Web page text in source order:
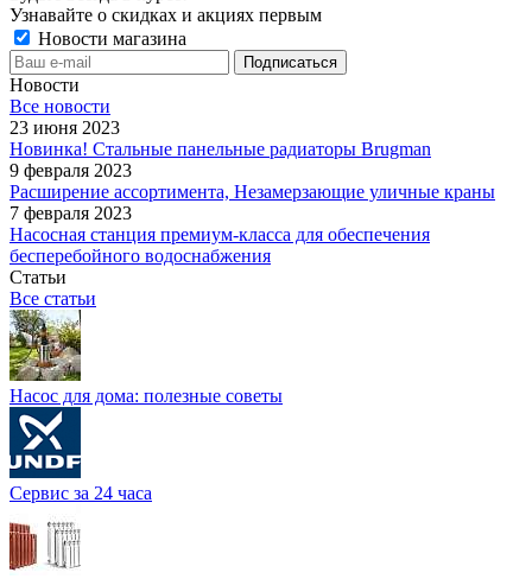
Узнавайте о скидках и акциях первым
Новости магазина
Новости
Все новости
23 июня 2023
Новинка! Стальные панельные радиаторы Brugman
9 февраля 2023
Расширение ассортимента, Незамерзающие уличные краны
7 февраля 2023
Насосная станция премиум-класса для обеспечения
бесперебойного водоснабжения
Статьи
Все статьи
Насос для дома: полезные советы
Сервис за 24 часа